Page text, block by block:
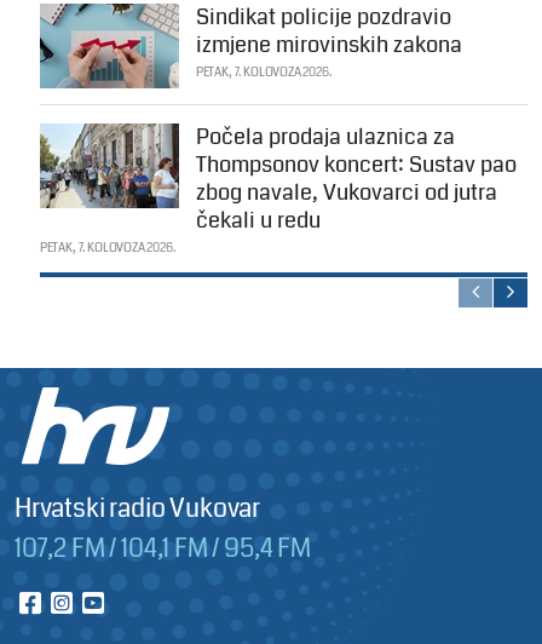
Sindikat policije pozdravio
izmjene mirovinskih zakona
PETAK, 7. KOLOVOZA 2026.
Počela prodaja ulaznica za
Thompsonov koncert: Sustav pao
zbog navale, Vukovarci od jutra
čekali u redu
PETAK, 7. KOLOVOZA 2026.
Hrvatski radio Vukovar
107,2 FM / 104,1 FM / 95,4 FM